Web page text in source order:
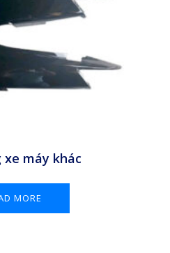
xe máy khác
MORE